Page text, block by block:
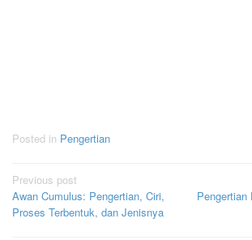
Posted in Pengertian
Post
navigation
Previous post
Awan Cumulus: Pengertian, Ciri,
Proses Terbentuk, dan Jenisnya
Pengertian